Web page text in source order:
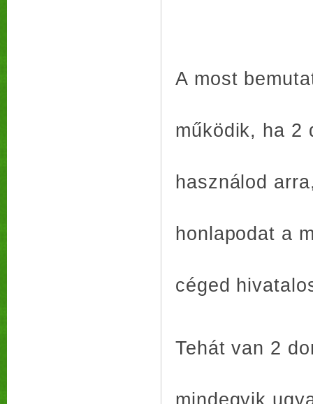
A most
működik, ha 2
használod
honlapodat a
céged
Tehát van 2
mindegyik